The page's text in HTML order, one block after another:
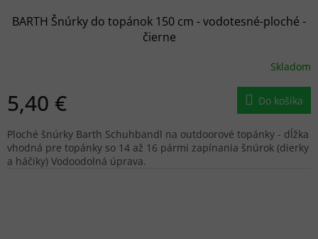
BARTH Šnúrky do topánok 150 cm - vodotesné-ploché -
čierne
Skladom
5,40 € Do košíka
Ploché šnúrky Barth Schuhbandl na outdoorové topánky - dĺžka
vhodná pre topánky so 14 až 16 pármi zapínania šnúrok (dierky
a háčiky) Vodoodolná úprava.